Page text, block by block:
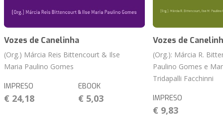
Vozes de Canelinha
(Org.) Márcia Reis Bittencourt & Ilse
Maria Paulino Gomes
IMPRESO
€ 24,18
EBOOK
€ 5,03
Vozes de
(Org.): Márcia R.
Paulino Gomes e
Tridapalli Facchinni
IMPRESO
€ 9,83